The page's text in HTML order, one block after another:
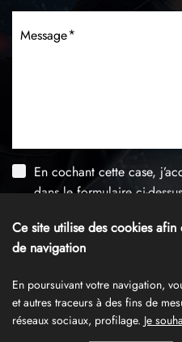
Message
En cochant cette case,
dans le formulaire ci-
à notrepolitique de
Envoyer
Données
Ce site utilise des cookies afin
de navigation
En poursuivant votre navigation,
et autres traceurs à des fins de
réseaux sociaux, profilage. Je